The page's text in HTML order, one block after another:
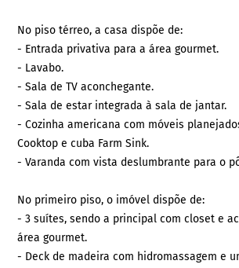
No piso térreo, a casa dispõe de:
- Entrada privativa para a área gourmet.
- Lavabo.
- Sala de TV aconchegante.
- Sala de estar integrada à sala de jantar.
- Cozinha americana com móveis
Cooktop e cuba Farm Sink.
- Varanda com vista deslumbrante para o
No primeiro piso, o imóvel dispõe de:
- 3 suítes, sendo a principal com closet e
área gourmet.
- Deck de madeira com hidromassagem e